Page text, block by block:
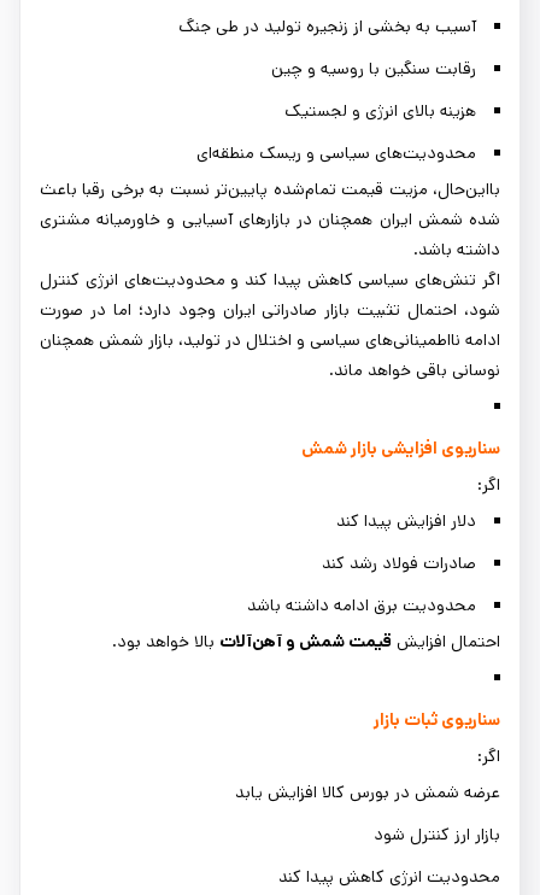
آسیب به بخشی از زنجیره تولید در طی جنگ
رقابت سنگین با روسیه و چین
هزینه بالای انرژی و لجستیک
محدودیت‌های سیاسی و ریسک منطقه‌ای
بااین‌حال، مزیت قیمت تمام‌شده پایین‌تر نسبت به برخی رقبا باعث
شده شمش ایران همچنان در بازارهای آسیایی و خاورمیانه مشتری
داشته باشد.
اگر تنش‌های سیاسی کاهش پیدا کند و محدودیت‌های انرژی کنترل
شود، احتمال تثبیت بازار صادراتی ایران وجود دارد؛ اما در صورت
ادامه نااطمینانی‌های سیاسی و اختلال در تولید، بازار شمش همچنان
نوسانی باقی خواهد ماند.
سناریوی افزایشی بازار شمش
اگر:
دلار افزایش پیدا کند
صادرات فولاد رشد کند
محدودیت برق ادامه داشته باشد
احتمال افزایش قیمت شمش و آهن‌آلات بالا خواهد بود.
سناریوی ثبات بازار
اگر:
عرضه شمش در بورس کالا افزایش یابد
بازار ارز کنترل شود
محدودیت انرژی کاهش پیدا کند